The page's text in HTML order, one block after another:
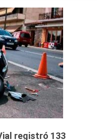
registró 133